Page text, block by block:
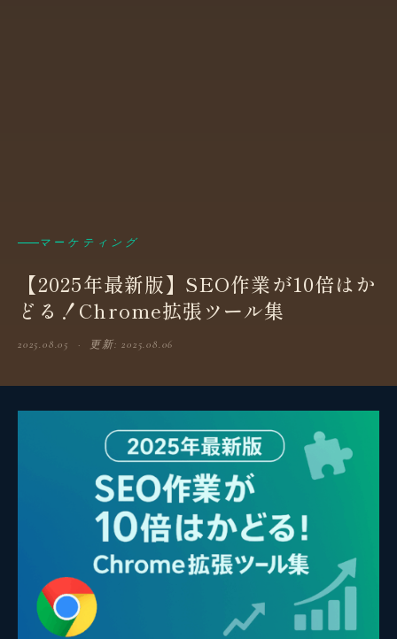
マーケティング
【2025年最新版】SEO作業が10倍はか
どる！Chrome拡張ツール集
2025.08.05 · 更新: 2025.08.06